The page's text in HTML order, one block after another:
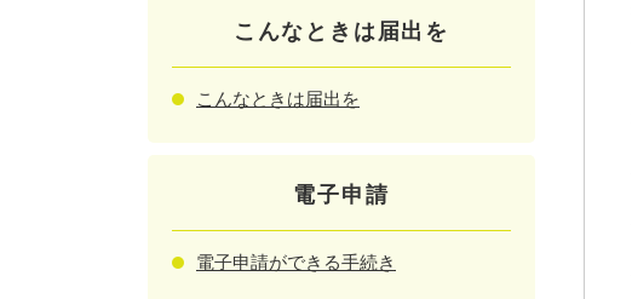
こんなときは届出を
こんなときは届出を
電子申請
電子申請ができる手続き